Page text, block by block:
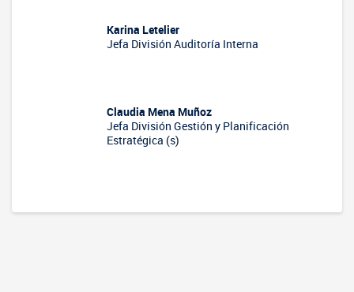
Karina Letelier
Jefa División Auditoría Interna
Claudia Mena Muñoz
Jefa División Gestión y Planificación
Estratégica (s)